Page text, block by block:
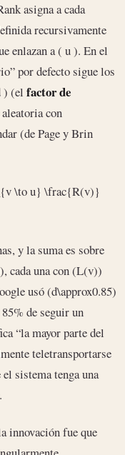
asigna a cada
recursivamente
enlazan a ( u ). En el
por defecto sigue los
) (el factor de
con
(de Page y Brin
\to u} \frac{R(v)}
y la suma es sobre
cada una con (L(v))
usó (d\approx0.85)
de seguir un
“la mayor parte del
teletransportarse
sistema tenga una
innovación fue que